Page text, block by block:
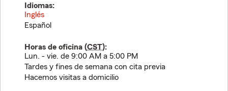
Idiomas:
Inglés
Español
Horas de oficina (CST):
Lun. - vie. de 9:00 AM a 5:00 PM
Tardes y fines de semana con cita previa
Hacemos visitas a domicilio